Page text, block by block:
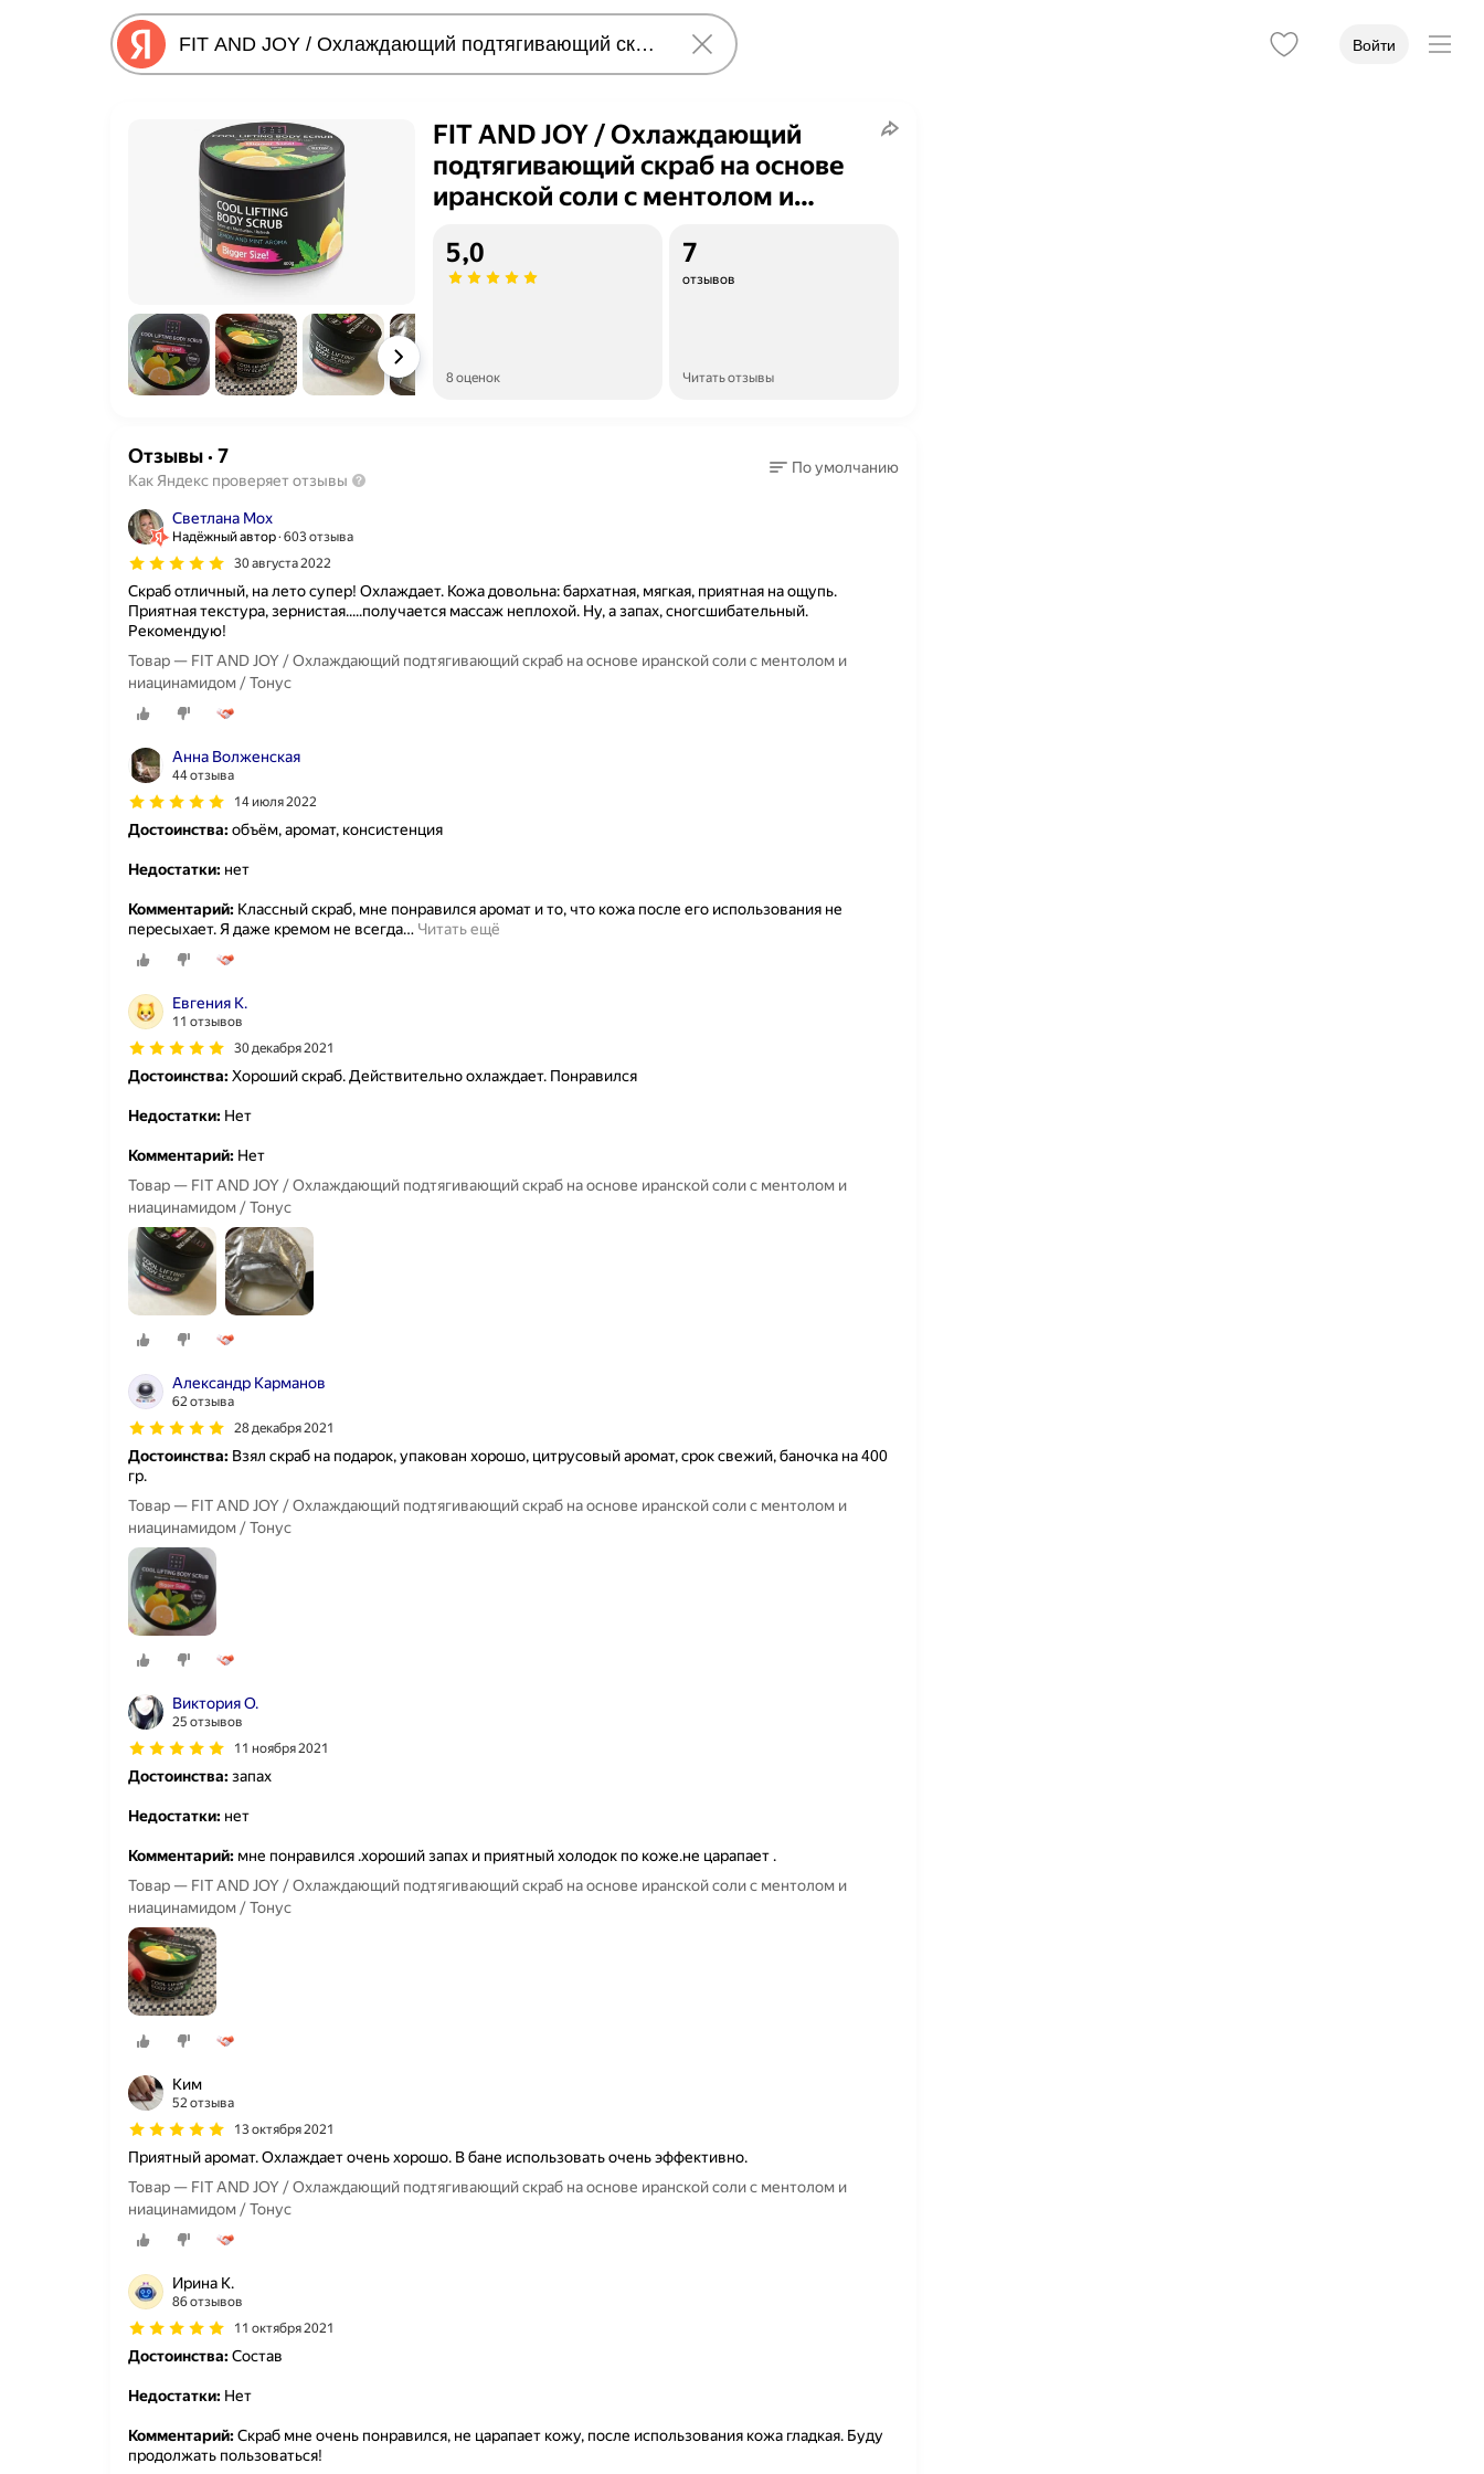
Войти
FIT AND JOY / Охлаждающий
подтягивающий скраб на основе
иранской соли с ментолом и
5,0
8 оценок
7
отзывов
Читать отзывы
Отзывы· 7
Как Яндекс проверяет отзывы
По умолчанию
Светлана Мох
Надёжный автор 603 отзыва
30 августа 2022
Скраб отличный, на лето супер! Охлаждает. Кожа довольна: бархатная, мягкая, приятная на ощупь.
Приятная текстура, зернистая.....получается массаж неплохой. Ну, а запах, сногсшибательный.
Рекомендую!
Товар — FIT AND JOY / Охлаждающий подтягивающий скраб на основе иранской соли с ментолом и
ниацинамидом / Тонус
Анна Волженская
44 отзыва
14 июля 2022
Достоинства:объём, аромат, консистенция
Недостатки: нет
Комментарий: Классный скраб, мне понравился аромат и то, что кожа после его использования не
пересыхает. Я даже кремом не всегда… Читать ещё
Евгения К.
11 отзывов
30 декабря 2021
Достоинства:Хороший скраб. Действительно охлаждает. Понравился
Недостатки: Нет
Комментарий: Нет
Товар — FIT AND JOY / Охлаждающий подтягивающий скраб на основе иранской соли с ментолом и
ниацинамидом / Тонус
Александр Карманов
62 отзыва
28 декабря 2021
Достоинства: Взял скраб на подарок, упакован хорошо, цитрусовый аромат, срок свежий, баночка на 400
гр.
Товар — FIT AND JOY / Охлаждающий подтягивающий скраб на основе иранской соли с ментолом и
ниацинамидом / Тонус
Виктория О.
25 отзывов
11 ноября 2021
Достоинства:запах
Недостатки: нет
Комментарий: мне понравился .хороший запах и приятный холодок по коже.не царапает .
Товар — FIT AND JOY / Охлаждающий подтягивающий скраб на основе иранской соли с ментолом и
ниацинамидом / Тонус
Ким
52 отзыва
13 октября 2021
Приятный аромат. Охлаждает очень хорошо. В бане использовать очень эффективно.
Товар — FIT AND JOY / Охлаждающий подтягивающий скраб на основе иранской соли с ментолом и
ниацинамидом / Тонус
Ирина К.
86 отзывов
11 октября 2021
Достоинства:Состав
Недостатки: Нет
Комментарий:Скраб мне очень понравился, не царапает кожу, после использования кожа гладкая. Буду
продолжать пользоваться!